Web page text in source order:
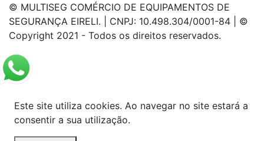
© MULTISEG COMÉRCIO DE EQUIPAMENTOS DE
SEGURANÇA EIRELI. | CNPJ: 10.498.304/0001-84 | ©
Copyright 2021 - Todos os direitos reservados.
Este site utiliza cookies. Ao navegar no site estará a
consentir a sua utilização.